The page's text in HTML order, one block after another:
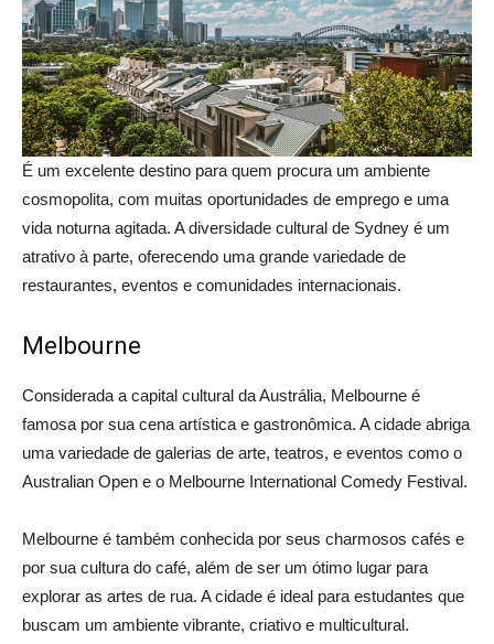
É um excelente destino para quem procura um ambiente
cosmopolita, com muitas oportunidades de emprego e uma
vida noturna agitada. A diversidade cultural de Sydney é um
atrativo à parte, oferecendo uma grande variedade de
restaurantes, eventos e comunidades internacionais.
Melbourne
Considerada a capital cultural da Austrália, Melbourne é
famosa por sua cena artística e gastronômica. A cidade abriga
uma variedade de galerias de arte, teatros, e eventos como o
Australian Open e o Melbourne International Comedy Festival.
Melbourne é também conhecida por seus charmosos cafés e
por sua cultura do café, além de ser um ótimo lugar para
explorar as artes de rua. A cidade é ideal para estudantes que
buscam um ambiente vibrante, criativo e multicultural.